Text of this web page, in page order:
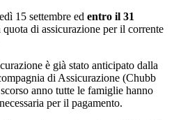
15 settembre ed entro il 31
quota di assicurazione per il corrente
è già stato anticipato dalla
di Assicurazione (Chubb
anno tutte le famiglie hanno
per il pagamento.